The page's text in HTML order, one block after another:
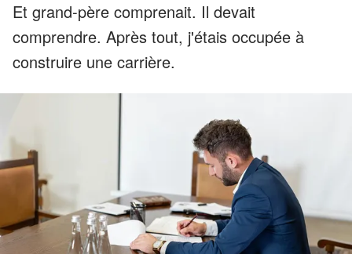
Et grand-père comprenait. Il devait
comprendre. Après tout, j'étais occupée à
construire une carrière.